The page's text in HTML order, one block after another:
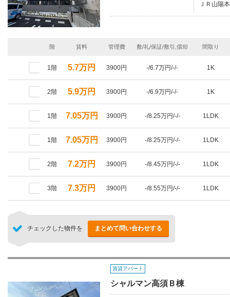
ＪＲ山陽
階 賃料 管理費 敷/礼/保証/敷引,償却 間取り
1階 5.7万円 3900円 -/6.7万円/-/- 1K
2階 5.9万円 3900円 -/6.9万円/-/- 1K
1階 7.05万円 3900円 -/8.25万円/-/- 1LDK
1階 7.05万円 3900円 -/8.25万円/-/- 1LDK
2階 7.2万円 3900円 -/8.45万円/-/- 1LDK
3階 7.3万円 3900円 -/8.55万円/-/- 1LDK
チェックした物件を まとめて問い合わせする
賃貸アパート
シャルマン高須Ｂ棟